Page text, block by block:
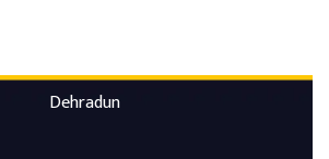
Dehradun